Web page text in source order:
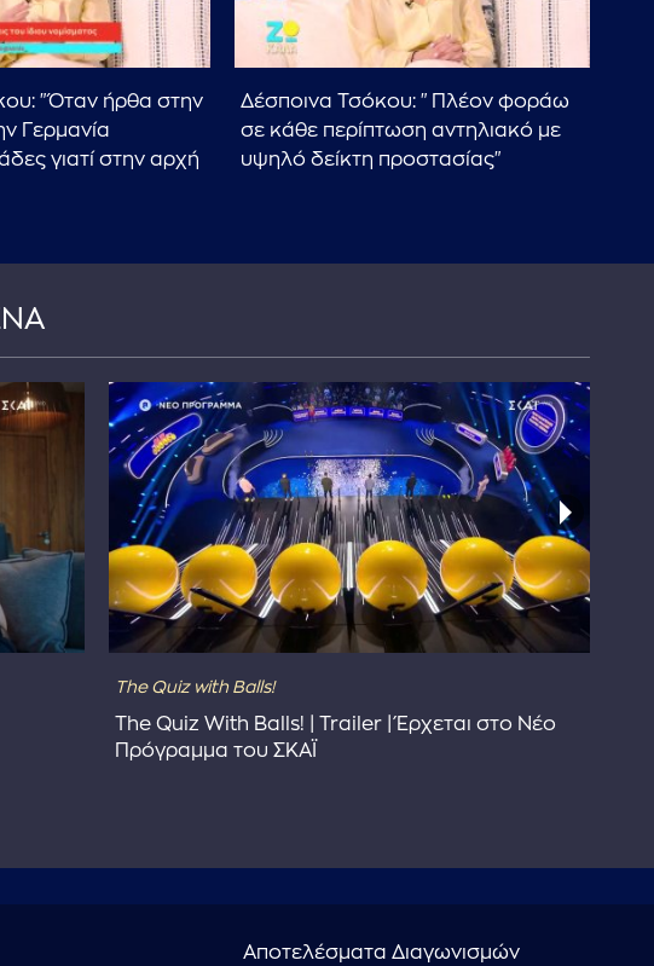
"Όταν ήρθα στην
Γερμανία
γιατί στην αρχή
Δέσποινα Τσόκου: "Πλέον φοράω
σε κάθε περίπτωση αντηλιακό με
υψηλό δείκτη προστασίας"
The Quiz with Balls!
The Quiz With Balls! | Trailer | Έρχεται στο Νέο
Πρόγραμμα του ΣΚΑΪ
Αποτελέσματα Διαγωνισμών